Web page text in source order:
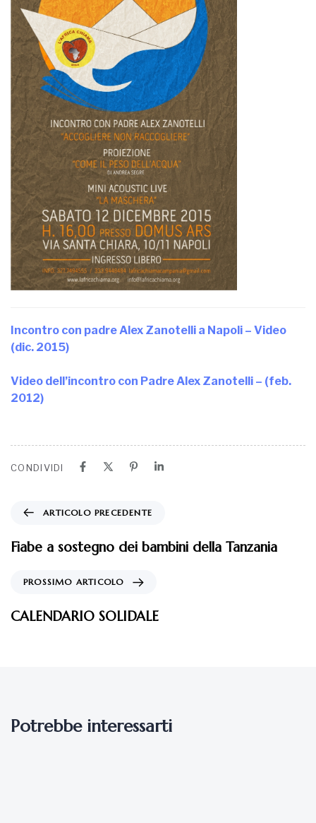
Incontro con padre Alex Zanotelli a Napoli – Video
(dic. 2015)
Video dell’incontro con Padre Alex Zanotelli – (feb.
2012)
CONDIVIDI
ARTICOLO PRECEDENTE
Fiabe a sostegno dei bambini della Tanzania
PROSSIMO ARTICOLO
CALENDARIO SOLIDALE
Potrebbe interessarti